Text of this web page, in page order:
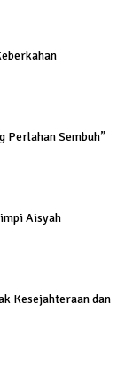
Perlahan Sembuh”
Aisyah
Kesejahteraan dan